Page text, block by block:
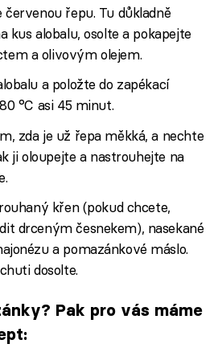
řepu. Tu důkladně
kus alobalu, osolte a pokapejte
a olivovým olejem.
a položte do zapékací
°C asi 45 minut.
zda je už řepa měkká, a nechte
ji oloupejte a nastrouhejte na
křen (pokud chcete,
drceným česnekem), nasekané
a pomazánkové máslo.
dosolte.
Pak pro vás máme